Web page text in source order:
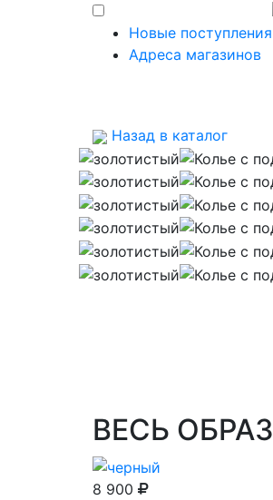
Новые поступления
Адреса магазинов
Назад в каталог
ВЕСЬ ОБРАЗ
8 900